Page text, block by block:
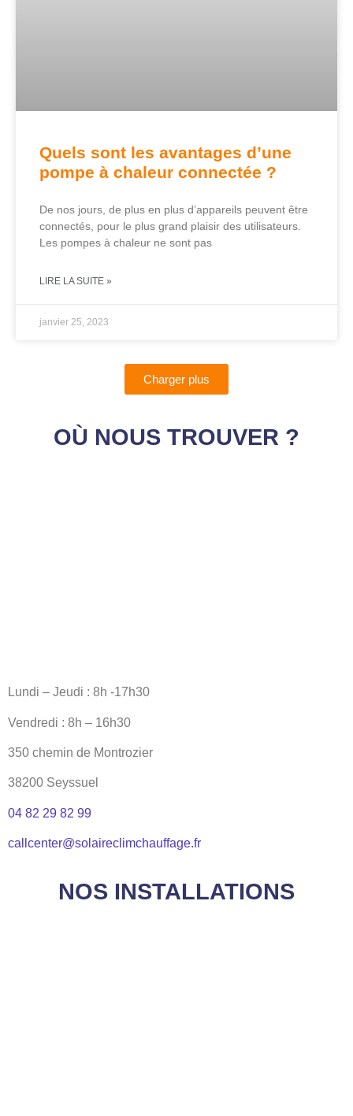
Quels sont les avantages d’une
pompe à chaleur connectée ?
De nos jours, de plus en plus d’appareils peuvent être
connectés, pour le plus grand plaisir des utilisateurs.
Les pompes à chaleur ne sont pas
LIRE LA SUITE »
janvier 25, 2023
Charger plus
OÙ NOUS TROUVER ?
Lundi – Jeudi : 8h -17h30
Vendredi : 8h – 16h30
350 chemin de Montrozier
38200 Seyssuel
04 82 29 82 99
callcenter@solaireclimchauffage.fr
NOS INSTALLATIONS